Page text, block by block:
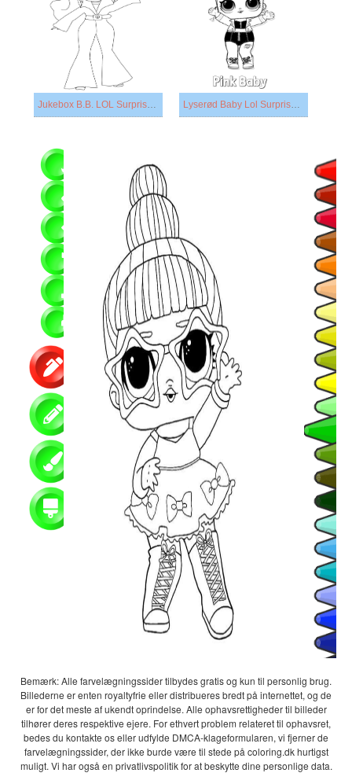
Jukebox B.B. LOL Surprise OMG Lyserød Baby Lol Surprise Doll
Bemærk: Alle farvelægningssider tilbydes gratis og kun til personlig brug.
Billederne er enten royaltyfrie eller distribueres bredt på internettet, og de
er for det meste af ukendt oprindelse. Alle ophavsrettigheder til billeder
tilhører deres respektive ejere. For ethvert problem relateret til ophavsret,
bedes du kontakte os eller udfylde DMCA-klageformularen, vi fjerner de
farvelægningssider, der ikke burde være til stede på coloring.dk hurtigst
muligt. Vi har også en privatlivspolitik for at beskytte dine personlige data.